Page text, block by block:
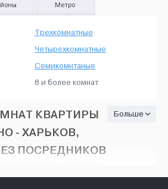
Метро
Трехкомнатные
Четырехкомнатные
Семикомнтаные
8 и более комнат
КВАРТИРЫ
- ХАРЬКОВ,
ПОСРЕДНИКОВ
недорого и без
Больше